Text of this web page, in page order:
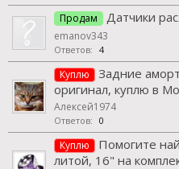
Продам
Датчики
emanov343
Ответов: 4
Куплю
Задние
оригинал, куплю в
Алексей1974
Ответов: 0
Куплю
Помогите
литой, 16" на